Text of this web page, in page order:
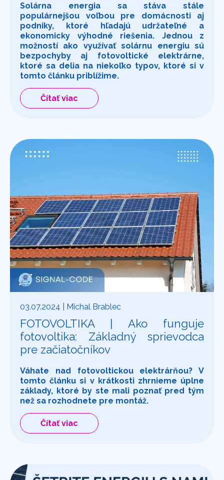
Solárna energia sa stáva stále
populárnejšou voľbou pre domácnosti aj
podniky, ktoré hľadajú udržateľné a
ekonomicky výhodné riešenia. Jednou z
možností ako využívať solárnu energiu sú
bezpochyby aj fotovoltické elektrárne,
ktoré sa delia na niekoľko typov, ktoré si v
tomto článku priblížime.
Čítať viac
03.07.2024 | Michal Brablec
FOTOVOLTIKA | Ako funguje
fotovoltika: Základný sprievodca
pre začiatočníkov
Váhate nad fotovoltickou elektrárňou? V
tomto článku si v krátkosti zhrnieme úplne
základy, ktoré by ste mali poznať pred tým
než sa rozhodnete pre montáž.
Čítať viac